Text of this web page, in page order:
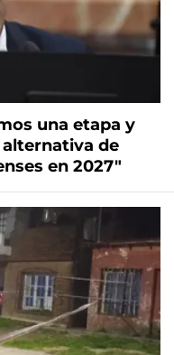
una etapa y
de
en 2027"